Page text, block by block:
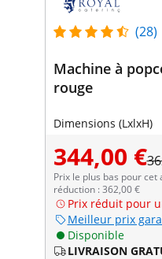
(28)
Machine à
rouge
Dimensions (LxlxH)
344,00 €
Prix le plus bas pour
réduction : 362,00 €
Prix réduit pour
Meilleur prix
Disponible
LIVRAISON